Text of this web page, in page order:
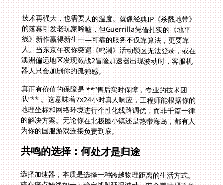
技术再强大，也需要人的温度。就像经典IP《杀戮地带》
的落幕引发老玩家唏嘘，但Guerrilla凭借扎实的《地平
线》新作赢得新生——可靠的服务不仅靠算法，更要靠
人。当东京午夜你突遇《鸣潮》活动锁区无法登录，或在
澳洲偏远地区发现激战2冒险加速器出现波动时，客服机
器人只会加剧你的孤独感。
真正有价值的保障是 **“售后实时保障，专业的技术团
队”** 。这意味着7x24小时真人响应，工程师能根据你的
地理坐标和网络环境进行个性化线路调优，而非千篇一律
的解决方案。无论你在北极圈小镇还是热带海岛，都有人
为你的国服游戏连接负责到底。
共鸣的选择：何处才是归途
选择加速器，本质是选择一种跨越物理距离的生活方式。
核心痛点始终如一：稳定战胜延迟波动，安全盖过裸连风
险，全平台兼容打破设备束缚，真人服务弥补技术冷感。
当你被困在欧服美服的寂寞里，渴望用中文在国服《最终
幻想14》的酒馆里听玩家插科打诨；当你想重温《激战
2》的泰瑞亚大陆，却在陌生服务器找不到当年并肩作战